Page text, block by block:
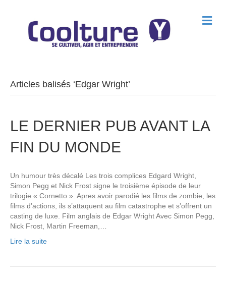
M
e
Articles balisés ‘Edgar Wright’
LE DERNIER PUB AVANT LA
FIN DU MONDE
Un humour très décalé Les trois complices Edgard Wright,
Simon Pegg et Nick Frost signe le troisième épisode de leur
trilogie « Cornetto ». Apres avoir parodié les films de zombie, les
films d’actions, ils s’attaquent au film catastrophe et s’offrent un
casting de luxe. Film anglais de Edgar Wright Avec Simon Pegg,
Nick Frost, Martin Freeman,…
Lire la suite